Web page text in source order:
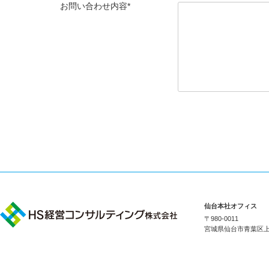
お問い合わせ内容*
仙台本社オフィス
〒980-0011
宮城県仙台市青葉区